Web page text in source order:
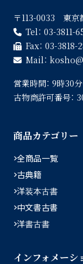
〒113-0033 東京
Tel： 03-3811-
Fax： 03-3818-
Mail： kosho
営業時間： 9時30分
古物商許可番号：
商品カテゴリー
全商品一覧
古典籍
洋装本古書
中文書古書
洋書古書
インフォメーシ